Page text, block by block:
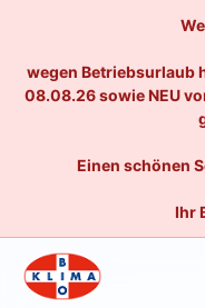
wegen Betriebsurlaub
08.08.26 sowie NEU
Einen schönen
Ihr